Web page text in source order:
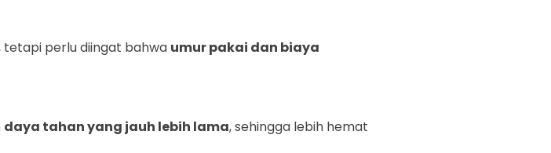
tetapi perlu diingat bahwa umur pakai dan biaya
daya tahan yang jauh lebih lama, sehingga lebih hemat